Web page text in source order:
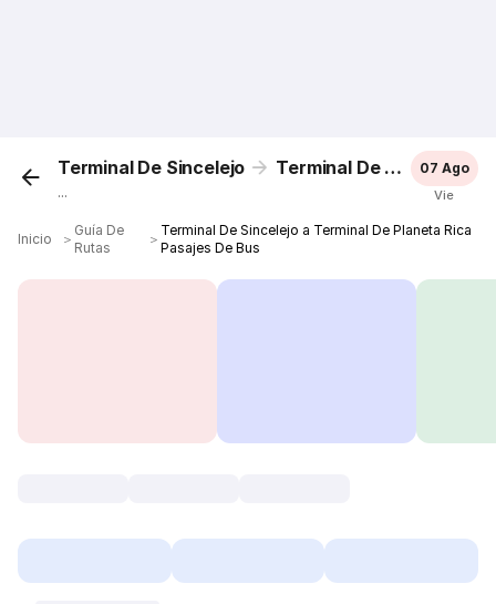
Terminal De Sincelejo Terminal De Planeta Rica
...
07 Ago
Vie
Inicio ＞
Guía De
Rutas
＞
Terminal De Sincelejo a Terminal De Planeta Rica
Pasajes De Bus